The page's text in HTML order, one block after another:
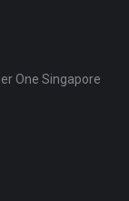
One Singapore